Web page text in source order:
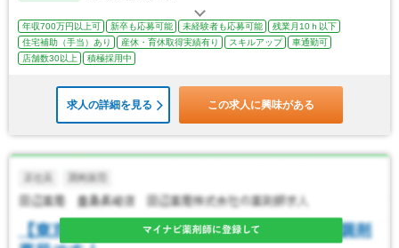
年収700万円以上可 新卒も応募可能 未経験者も応募可能
残業月10ｈ以下
住宅補助（手当）あり
産休・育休取得実績有り スキルアップ
車通勤可
店舗数30以上
積極採用中
求人の詳細を見る この求人に興味がある